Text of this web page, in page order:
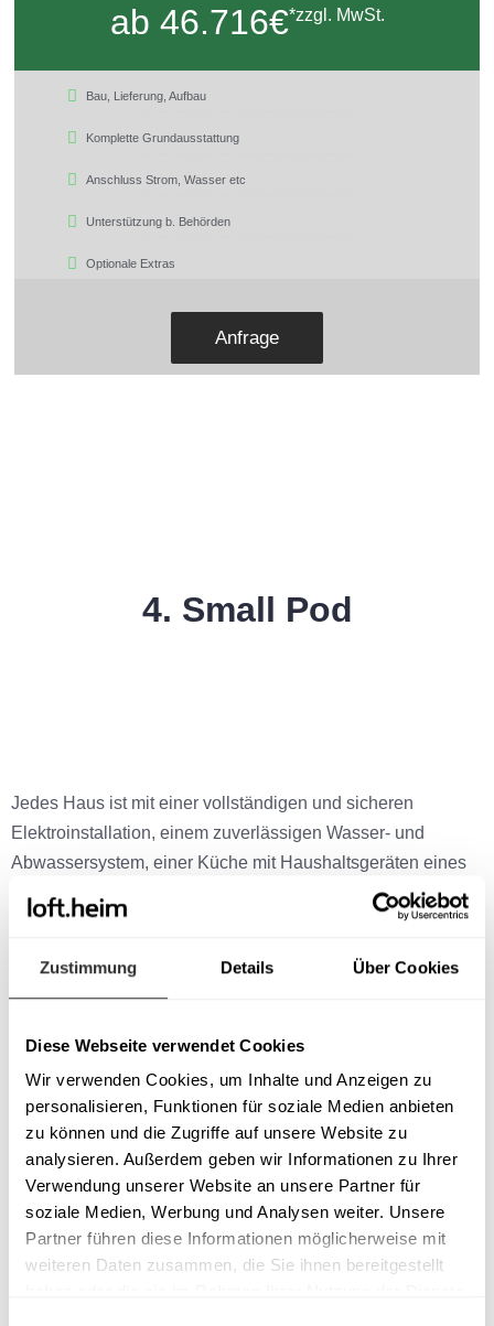
Zustimmung Details Über Cookies
Diese Webseite verwendet Cookies
Wir verwenden Cookies, um Inhalte und Anzeigen zu
personalisieren, Funktionen für soziale Medien anbieten
zu können und die Zugriffe auf unsere Website zu
analysieren. Außerdem geben wir Informationen zu Ihrer
Verwendung unserer Website an unsere Partner für
soziale Medien, Werbung und Analysen weiter. Unsere
Partner führen diese Informationen möglicherweise mit
weiteren Daten zusammen, die Sie ihnen bereitgestellt
ab 46.716€*zzgl. MwSt.
Bau, Lieferung, Aufbau
Komplette Grundausstattung
Anschluss Strom, Wasser etc
Unterstützung b. Behörden
Optionale Extras
Anfrage
4. Small Pod
Jedes Haus ist mit einer vollständigen und sicheren
Elektroinstallation, einem zuverlässigen Wasser- und
Abwassersystem, einer Küche mit Haushaltsgeräten eines
renommierten Herstellers und mit kompletten Möbeln für alle
Räume des Hauses ausgestattet.
Das Small Pod bietet Spaß am Wohnen auf 25m²- Es gibt
auch eine very tiny Version mit 16m².
Dieses Tiny Mobilheim kann bei uns jederzeit besichtigt
werden.
Inklusive
Optional